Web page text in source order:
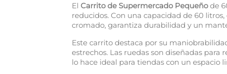
El Carrito de Supermercado Pequeñode
reducidos. Con una capacidad de 60
cromado, garantiza durabilidad y un
Este carrito destaca por su
estrechos. Las ruedas son diseñadas
lo hace ideal para tiendas con un espacio